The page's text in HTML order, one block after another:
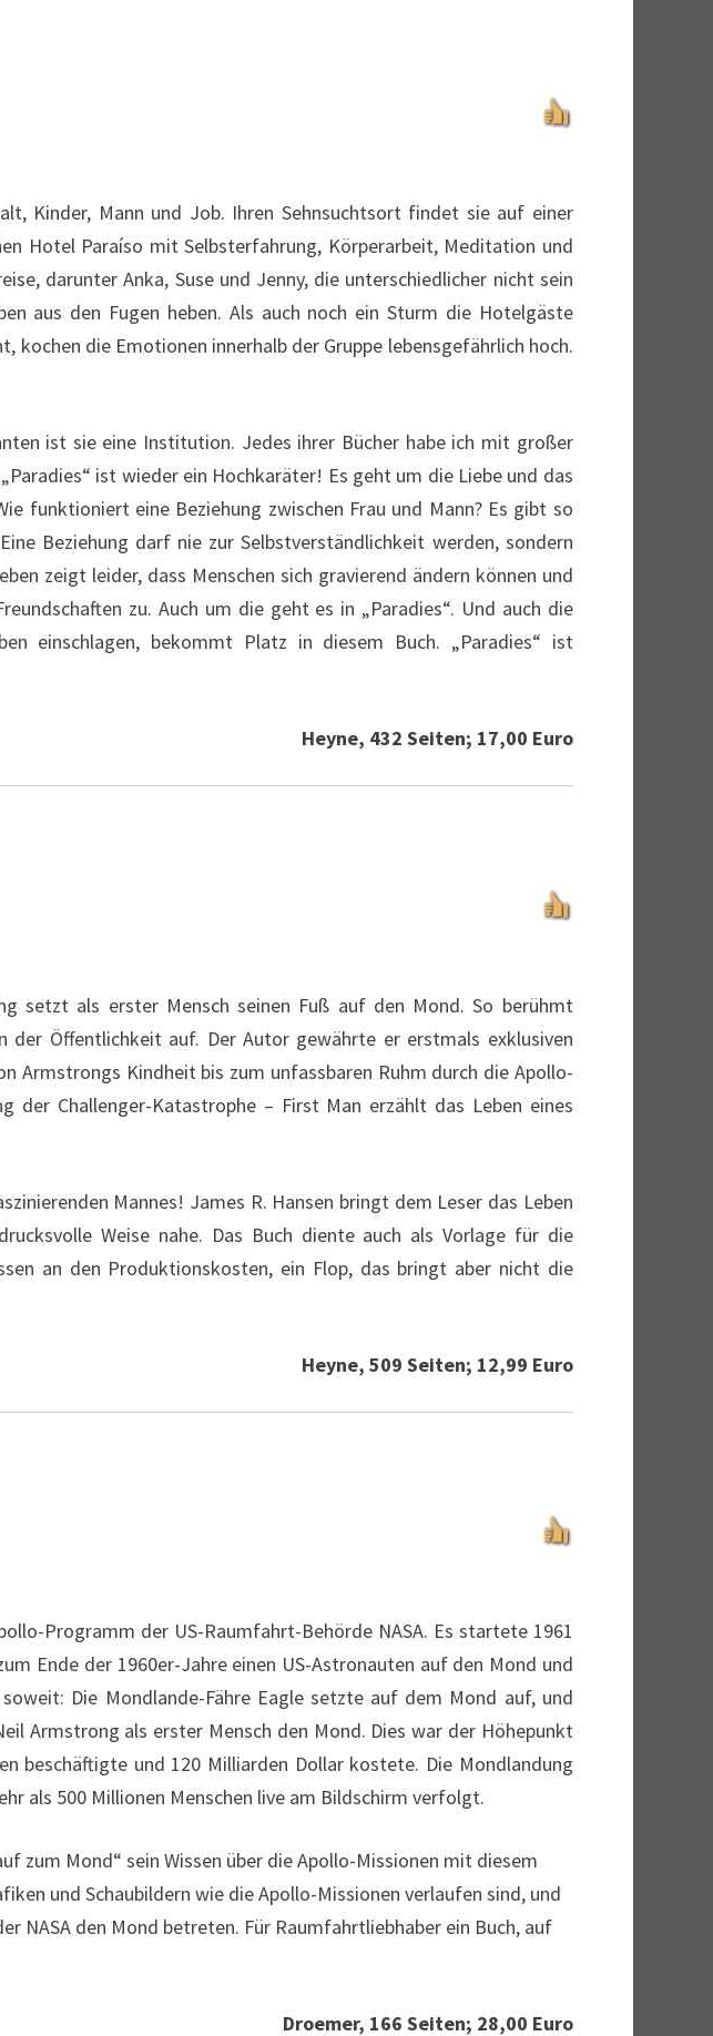
Kinder, Mann und Job. Ihren Sehnsuchtsort findet sie auf einer
Hotel Paraíso mit Selbsterfahrung, Körperarbeit, Meditation und
darunter Anka, Suse und Jenny, die unterschiedlicher nicht sein
aus den Fugen heben. Als auch noch ein Sturm die Hotelgäste
die Emotionen innerhalb der Gruppe lebensgefährlich hoch.
ist sie eine Institution. Jedes ihrer Bücher habe ich mit großer
ist wieder ein Hochkaräter! Es geht um die Liebe und das
funktioniert eine Beziehung zwischen Frau und Mann? Es gibt so
Beziehung darf nie zur Selbstverständlichkeit werden, sondern
zeigt leider, dass Menschen sich gravierend ändern können und
zu. Auch um die geht es in „Paradies“. Und auch die
einschlagen, bekommt Platz in diesem Buch. „Paradies“ ist
Heyne, 432 Seiten; 17,00 Euro
setzt als erster Mensch seinen Fuß auf den Mond. So berühmt
Öffentlichkeit auf. Der Autor gewährte er erstmals exklusiven
Armstrongs Kindheit bis zum unfassbaren Ruhm durch die Apollo-
der Challenger-Katastrophe – First Man erzählt das Leben eines
Mannes! James R. Hansen bringt dem Leser das Leben
Weise nahe. Das Buch diente auch als Vorlage für die
an den Produktionskosten, ein Flop, das bringt aber nicht die
Heyne, 509 Seiten; 12,99 Euro
Programm der US-Raumfahrt-Behörde NASA. Es startete 1961
Ende der 1960er-Jahre einen US-Astronauten auf den Mond und
Die Mondlande-Fähre Eagle setzte auf dem Mond auf, und
Armstrong als erster Mensch den Mond. Dies war der Höhepunkt
beschäftigte und 120 Milliarden Dollar kostete. Die Mondlandung
als 500 Millionen Menschen live am Bildschirm verfolgt.
zum Mond“ sein Wissen über die Apollo-Missionen mit diesem
und Schaubildern wie die Apollo-Missionen verlaufen sind, und
NASA den Mond betreten. Für Raumfahrtliebhaber ein Buch, auf
Droemer, 166 Seiten; 28,00 Euro